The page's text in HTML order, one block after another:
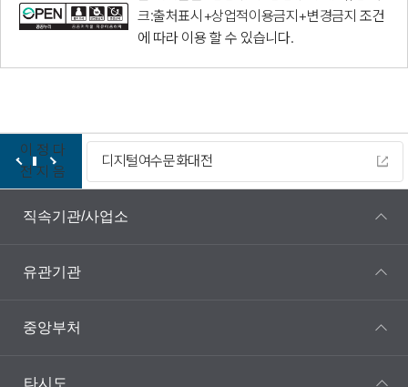
크:출처표시+상업적이용금지+변경금지 조건
에 따라 이용 할 수 있습니다.
이
전
정
지
다
음
디지털여수문화대전
직속기관/사업소
유관기관
중앙부처
타시도